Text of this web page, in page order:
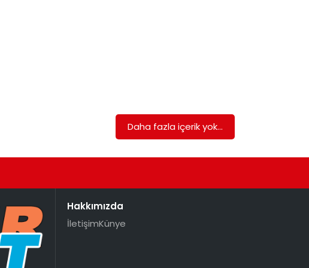
Daha fazla içerik yok...
Hakkımızda
İletişimKünye